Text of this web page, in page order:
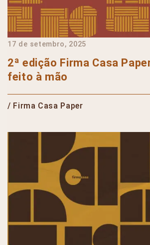
17 de setembro, 2025
2ª edição Firma Casa
feito à mão
/ Firma Casa Paper